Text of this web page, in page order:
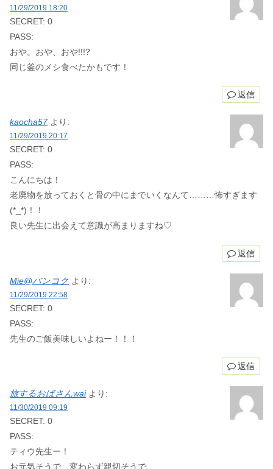
11/29/2019 18:20
SECRET: 0
PASS:
おや。おや、おや!!!?
同じ釜のメシ食べたかもです！
返信
kaocha57 より:
11/29/2019 20:17
SECRET: 0
PASS:
こんにちは！
老廃物を放っておくと骨の中にまでいくなんて………怖すぎます
(*_*)！！
良い先生に出会えて意識が高まりますね♡
返信
Mie@バンコク より:
11/29/2019 22:58
SECRET: 0
PASS:
先生のご飯美味しいよねー！！！
返信
旅するおばさんwai より:
11/30/2019 09:19
SECRET: 0
PASS:
ティウ先生ー！
お元気そうで、変わらず親切そうで